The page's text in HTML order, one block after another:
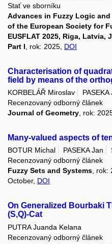
Stať ve sborníku
Advances in Fuzzy Logic
of the European Society for
EUSFLAT 2025, Riga, Latvia,
Part I , rok: 2025, DOI
Characterisation of
field by means of the
KORBELÁŘ Miroslav PASEKA
Recenzovaný odborný článek
Journal of Geometry , rok:
Many-valued aspects of
BOTUR Michal PASEKA Jan
Recenzovaný odborný článek
Fuzzy Sets and Systems, rok:
October, DOI
On Generalized Bourbaki
(S,Q)-Cat
PUTRA Juanda Kelana
Recenzovaný odborný článek